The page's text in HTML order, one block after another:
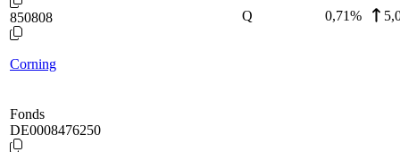
850808
Corning
Q 0,71%
Fonds
DE0008476250